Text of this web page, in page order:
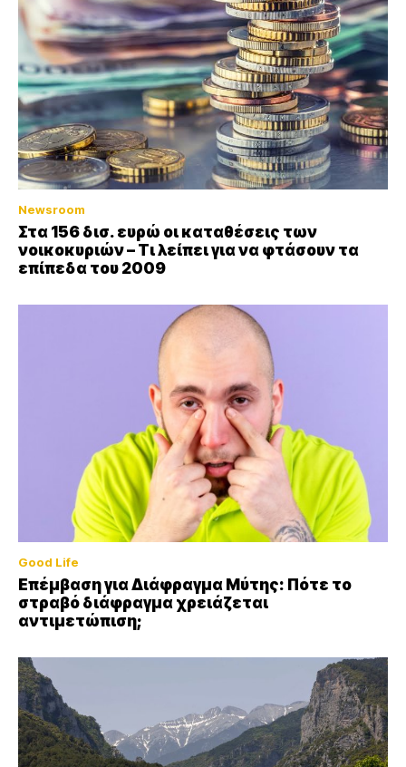
Newsroom
Στα 156 δισ. ευρώ οι καταθέσεις των
νοικοκυριών – Τι λείπει για να φτάσουν τα
επίπεδα του 2009
Good Life
Επέμβαση για Διάφραγμα Μύτης: Πότε το
στραβό διάφραγμα χρειάζεται
αντιμετώπιση;